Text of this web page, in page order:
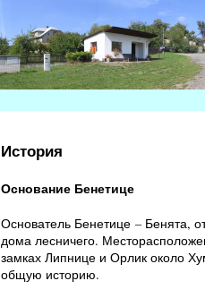
История
Основание Бенетице
Основатель Бенетице – Бенята,
дома лесничего.
замках Липнице и Орлик около
общую историю.